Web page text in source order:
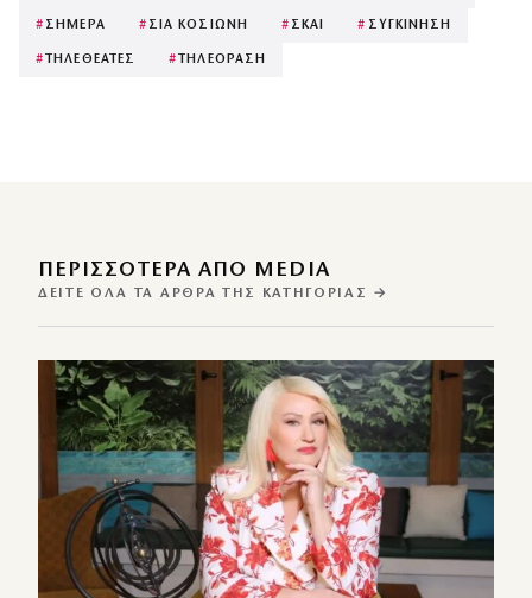
# ΣΗΜΕΡΑ # ΣΙΑ ΚΟΣΙΩΝΗ # ΣΚΑΙ # ΣΥΓΚΙΝΗΣΗ
# ΤΗΛΕΘΕΑΤΕΣ # ΤΗΛΕΟΡΑΣΗ
ΠΕΡΙΣΣΌΤΕΡΑ ΑΠΌ MEDIA
ΔΕΊΤΕ ΌΛΑ ΤΑ ΆΡΘΡΑ ΤΗΣ ΚΑΤΗΓΟΡΊΑΣ →